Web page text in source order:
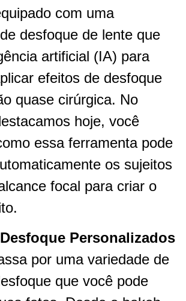
com uma
desfoque de lente que
artificial (IA) para
efeitos de desfoque
quase cirúrgica. No
hoje, você
essa ferramenta pode
os sujeitos
focal para criar o
Personalizados
por uma variedade de
que você pode